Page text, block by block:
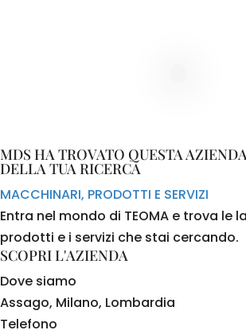
MDS HA TROVATO QUESTA
DELLA TUA RICERCA
MACCHINARI, PRODOTTI E SERVIZI
Entra nel mondo di TEOMA e trova le
prodotti e i servizi che stai cercando.
SCOPRI L'AZIENDA
Dove siamo
Assago, Milano, Lombardia
Telefono